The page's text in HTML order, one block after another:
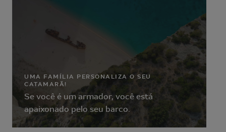
UMA FAMÍLIA PERSONALIZA O SEU
CATAMARÃ!
Se você é um armador, você está
apaixonado pelo seu barco.